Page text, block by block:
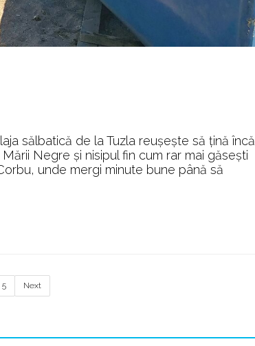
sălbatică de la Tuzla reuşeşte să ţină încă
Negre şi nisipul fin cum rar mai găseşti
unde mergi minute bune până să
5 Next